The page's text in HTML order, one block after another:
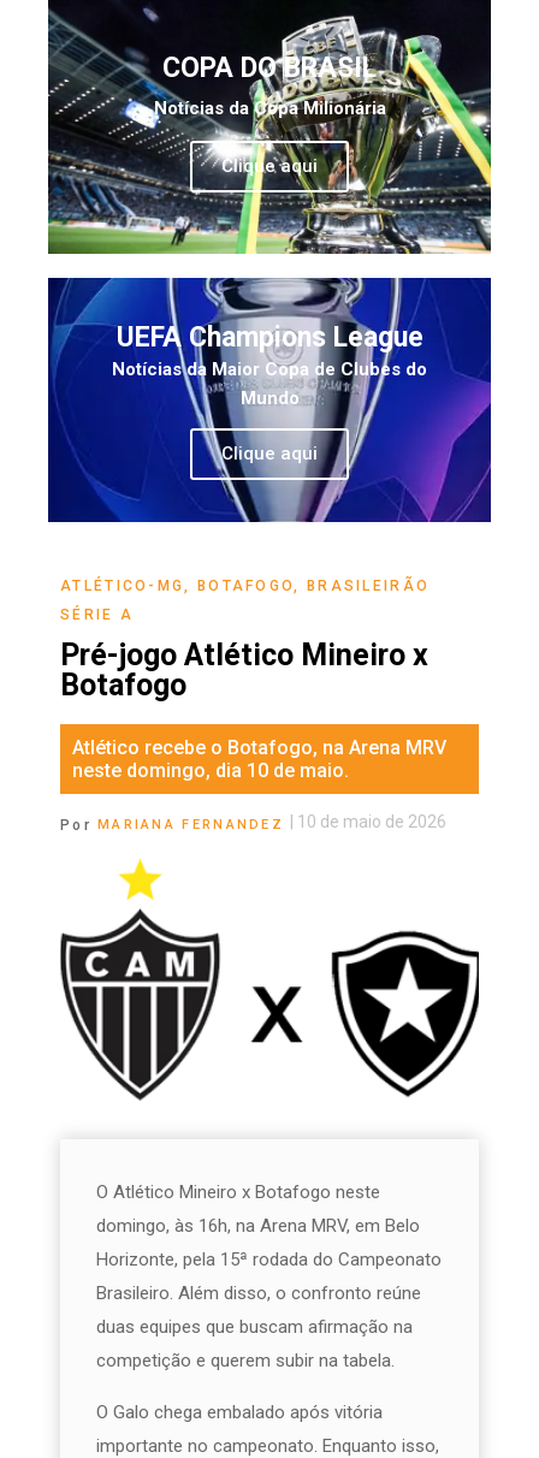
COPA DO BRASIL
Notícias da Copa Milionária
Clique aqui
UEFA Champions League
Notícias da Maior Copa de Clubes do
Mundo
Clique aqui
ATLÉTICO-MG BOTAFOGO
BRASILEIRÃO
SÉRIE A
Pré-jogo Atlético Mineiro x
Botafogo
Atlético recebe o Botafogo, na Arena MRV
neste domingo, dia 10 de maio.
Por MARIANA FERNANDEZ 10 de maio de 2026
O Atlético Mineiro x Botafogo neste
domingo, às 16h, na Arena MRV, em Belo
Horizonte, pela 15ª rodada do Campeonato
Brasileiro. Além disso, o confronto reúne
duas equipes que buscam afirmação na
competição e querem subir na tabela.
O Galo chega embalado após vitória
importante no campeonato. Enquanto isso,